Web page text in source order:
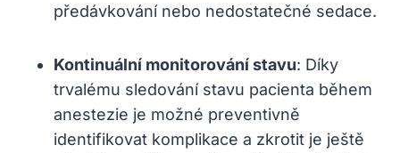
předávkování nebo nedostatečné sedace.
Kontinuální monitorování stavu: Díky
trvalému sledování stavu pacienta během
anestezie je možné preventivně
identifikovat komplikace a zkrotit je ještě